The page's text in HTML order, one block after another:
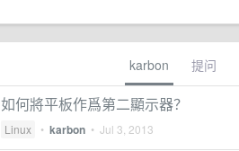
karbon 提问
如何將平板作爲第二顯示器？
Linux • karbon • Jul 3, 2013